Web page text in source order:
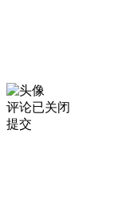
评论已关闭
提交